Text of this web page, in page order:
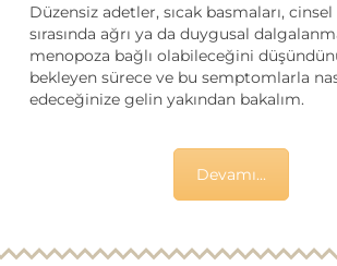
Düzensiz adetler, sıcak basmaları,
sırasında ağrı ya da duygusal
menopoza bağlı olabileceğini
bekleyen sürece ve bu semptomlarla
edeceğinize gelin yakından bakalım.
Devamı...